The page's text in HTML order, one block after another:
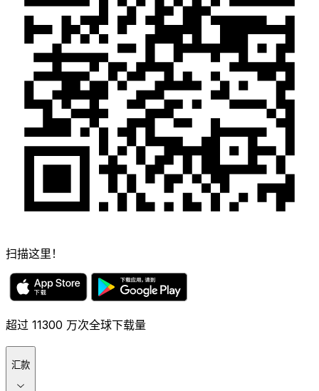
扫描这里！
超过 11300 万次全球下载量
汇款